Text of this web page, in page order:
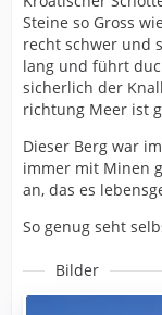
Steine so Gross
recht schwer und
lang und führt
sicherlich der
richtung Meer ist
Dieser Berg war
immer mit Minen
an, das es
So genug seht
Bilder